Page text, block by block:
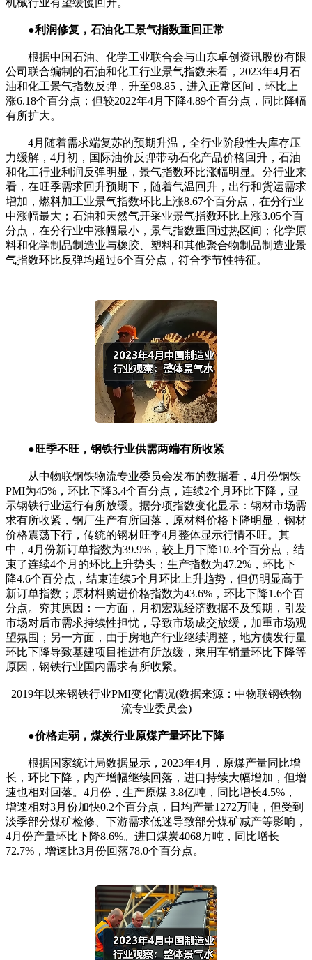
●利润修复，石油化工景气指数重回正常
根据中国石油、化学工业联合会与山东卓创资讯股份有限
公司联合编制的石油和化工行业景气指数来看，2023年4月石
油和化工景气指数反弹，升至98.85，进入正常区间，环比上
涨6.18个百分点；但较2022年4月下降4.89个百分点，同比降幅
有所扩大。
4月随着需求端复苏的预期升温，全行业阶段性去库存压
力缓解，4月初，国际油价反弹带动石化产品价格回升，石油
和化工行业利润反弹明显，景气指数环比涨幅明显。分行业来
看，在旺季需求回升预期下，随着气温回升，出行和货运需求
增加，燃料加工业景气指数环比上涨8.67个百分点，在分行业
中涨幅最大；石油和天然气开采业景气指数环比上涨3.05个百
分点，在分行业中涨幅最小，景气指数重回过热区间；化学原
料和化学制品制造业与橡胶、塑料和其他聚合物制品制造业景
气指数环比反弹均超过6个百分点，符合季节性特征。
●旺季不旺，钢铁行业供需两端有所收紧
从中物联钢铁物流专业委员会发布的数据看，4月份钢铁
PMI为45%，环比下降3.4个百分点，连续2个月环比下降，显
示钢铁行业运行有所放缓。据分项指数变化显示：钢材市场需
求有所收紧，钢厂生产有所回落，原材料价格下降明显，钢材
价格震荡下行，传统的钢材旺季4月整体显示行情不旺。其
中，4月份新订单指数为39.9%，较上月下降10.3个百分点，结
束了连续4个月的环比上升势头；生产指数为47.2%，环比下
降4.6个百分点，结束连续5个月环比上升趋势，但仍明显高于
新订单指数；原材料购进价格指数为43.6%，环比下降1.6个百
分点。究其原因：一方面，月初宏观经济数据不及预期，引发
市场对后市需求持续性担忧，导致市场成交放缓，加重市场观
望氛围；另一方面，由于房地产行业继续调整，地方债发行量
环比下降导致基建项目推进有所放缓，乘用车销量环比下降等
原因，钢铁行业国内需求有所收紧。
2019年以来钢铁行业PMI变化情况(数据来源：中物联钢铁物
流专业委员会)
●价格走弱，煤炭行业原煤产量环比下降
根据国家统计局数据显示，2023年4月，原煤产量同比增
长，环比下降，内产增幅继续回落，进口持续大幅增加，但增
速也相对回落。4月份，生产原煤 3.8亿吨，同比增长4.5%，
增速相对3月份加快0.2个百分点，日均产量1272万吨，但受到
淡季部分煤矿检修、下游需求低迷导致部分煤矿减产等影响，
4月份产量环比下降8.6%。进口煤炭4068万吨，同比增长
72.7%，增速比3月份回落78.0个百分点。